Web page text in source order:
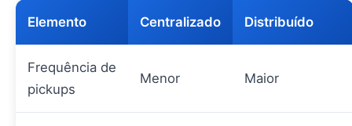
Elemento Centralizado Distribuído
Frequência de
pickups
Menor Maior